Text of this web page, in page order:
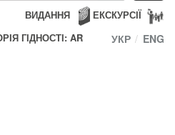
ЕКСКУРСІЇ
ВИДАННЯ
ГІДНОСТІ: AR
УКР ENG